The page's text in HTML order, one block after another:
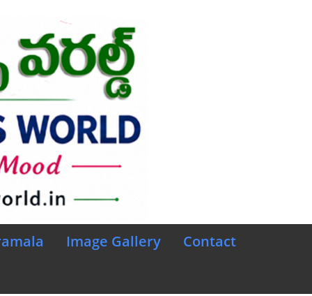
Image Gallery
Contact